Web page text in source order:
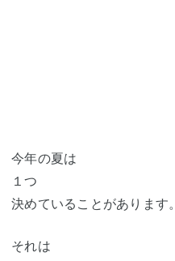
今年の夏は
１つ
決めていることがあります。
それは